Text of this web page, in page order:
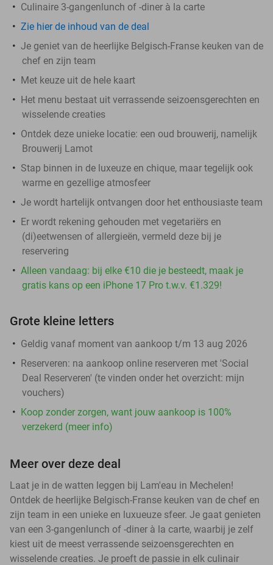
Culinaire 3-gangenlunch of -diner à la carte
Zie hierde inhoud van de deal
Je geniet van de heerlijke Belgisch-Franse keuken van de
chef en zijn team
Met keuze uit de hele kaart
Het menu bestaat uit verrassende seizoensgerechten en
wisselende creaties
Ontdek deze unieke locatie: een oud brouwerij, namelijk
Brouwerij Lamot
Stap binnen in de luxeuze en chique, maar tegelijk ook
warme en gezellige atmosfeer
Je wordt hartelijk ontvangen door het enthousiaste team
Er wordt rekening gehouden met vegetariërs en
(di)eetwensen of allergieën, vermeld deze bij je
reservering
Alleen vandaag: bij elke €10 die je besteedt, maak je
gratis kans op een iPhone 17 Pro t.w.v. €1.329!
Grote kleine letters
Geldig vanaf moment van aankoop t/m 13 aug 2026
Reserveren: na aankoop online reserveren met 'Social
Deal Reserveren' (te vinden onder het overzicht: mijn
vouchers)
Koop zonder zorgen, want jouw aankoop is 100%
verzekerd (meer info)
Meer over deze deal
Laat je in de watten leggen bij Lam'eau in Mechelen!
Ontdek de heerlijke Belgisch-Franse keuken van de chef en
zijn team in een unieke en luxueuze sfeer. Je gaat genieten
van een 3-gangenlunch of -diner à la carte, waarbij je zelf
kiest uit de meest verrassende seizoensgerechten en
wisselende creaties. Je proeft de passie in elk culinair